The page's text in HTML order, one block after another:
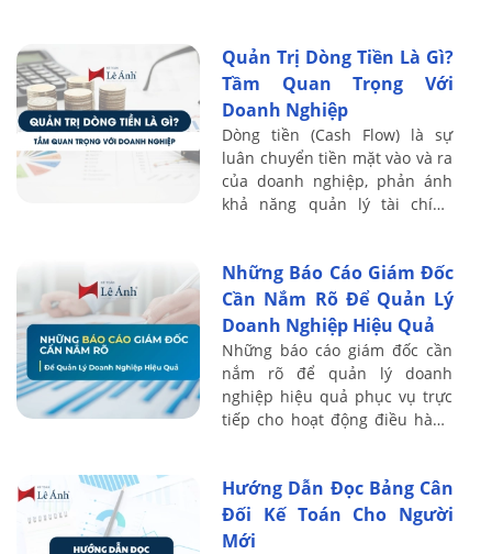
Quản Trị Dòng Tiền Là Gì?
Tầm Quan Trọng Với
Doanh Nghiệp
Dòng tiền (Cash Flow) là sự
luân chuyển tiền mặt vào và ra
của doanh nghiệp, phản ánh
khả năng quản lý tài chính
không ...
Những Báo Cáo Giám Đốc
Cần Nắm Rõ Để Quản Lý
Doanh Nghiệp Hiệu Quả
Những báo cáo giám đốc cần
nắm rõ để quản lý doanh
nghiệp hiệu quả phục vụ trực
tiếp cho hoạt động điều hành
vẫn ghi ...
Hướng Dẫn Đọc Bảng Cân
Đối Kế Toán Cho Người
Mới